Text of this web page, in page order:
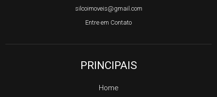
silcoimoveis@gmail.com
Entre em Contato
PRINCIPAIS
Home